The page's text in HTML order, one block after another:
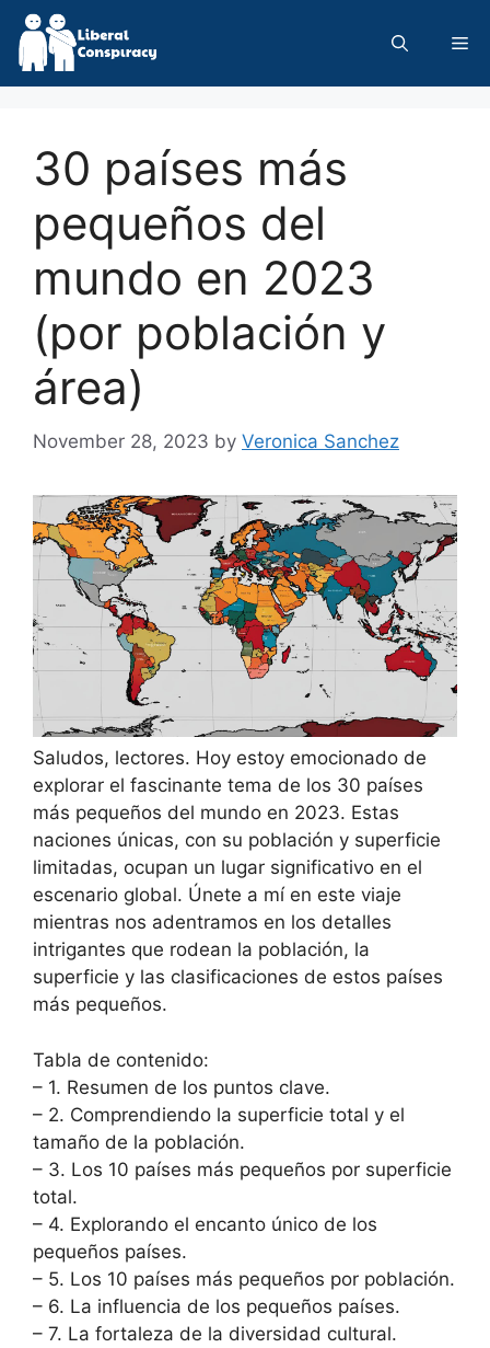
Skip
content
30 países más
pequeños del
mundo en 2023
(por población y
área)
November 28, 2023 by Veronica Sanchez
Saludos, lectores. Hoy estoy emocionado de
explorar el fascinante tema de los 30 países
más pequeños del mundo en 2023. Estas
naciones únicas, con su población y superficie
limitadas, ocupan un lugar significativo en el
escenario global. Únete a mí en este viaje
mientras nos adentramos en los detalles
intrigantes que rodean la población, la
superficie y las clasificaciones de estos países
más pequeños.
Tabla de contenido:
– 1. Resumen de los puntos clave.
– 2. Comprendiendo la superficie total y el
tamaño de la población.
– 3. Los 10 países más pequeños por superficie
total.
– 4. Explorando el encanto único de los
pequeños países.
– 5. Los 10 países más pequeños por población.
– 6. La influencia de los pequeños países.
– 7. La fortaleza de la diversidad cultural.